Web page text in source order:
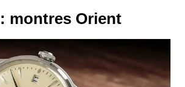
montres Orient